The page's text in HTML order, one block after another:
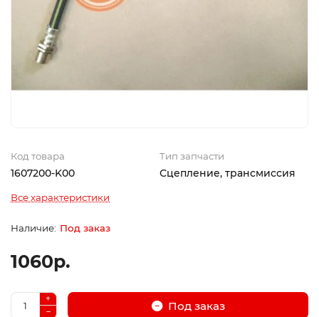
Код товара
1607200-K00
Тип запчасти
Сцепление, трансмиссия
Все характеристики
Под заказ
1060р.
Под заказ